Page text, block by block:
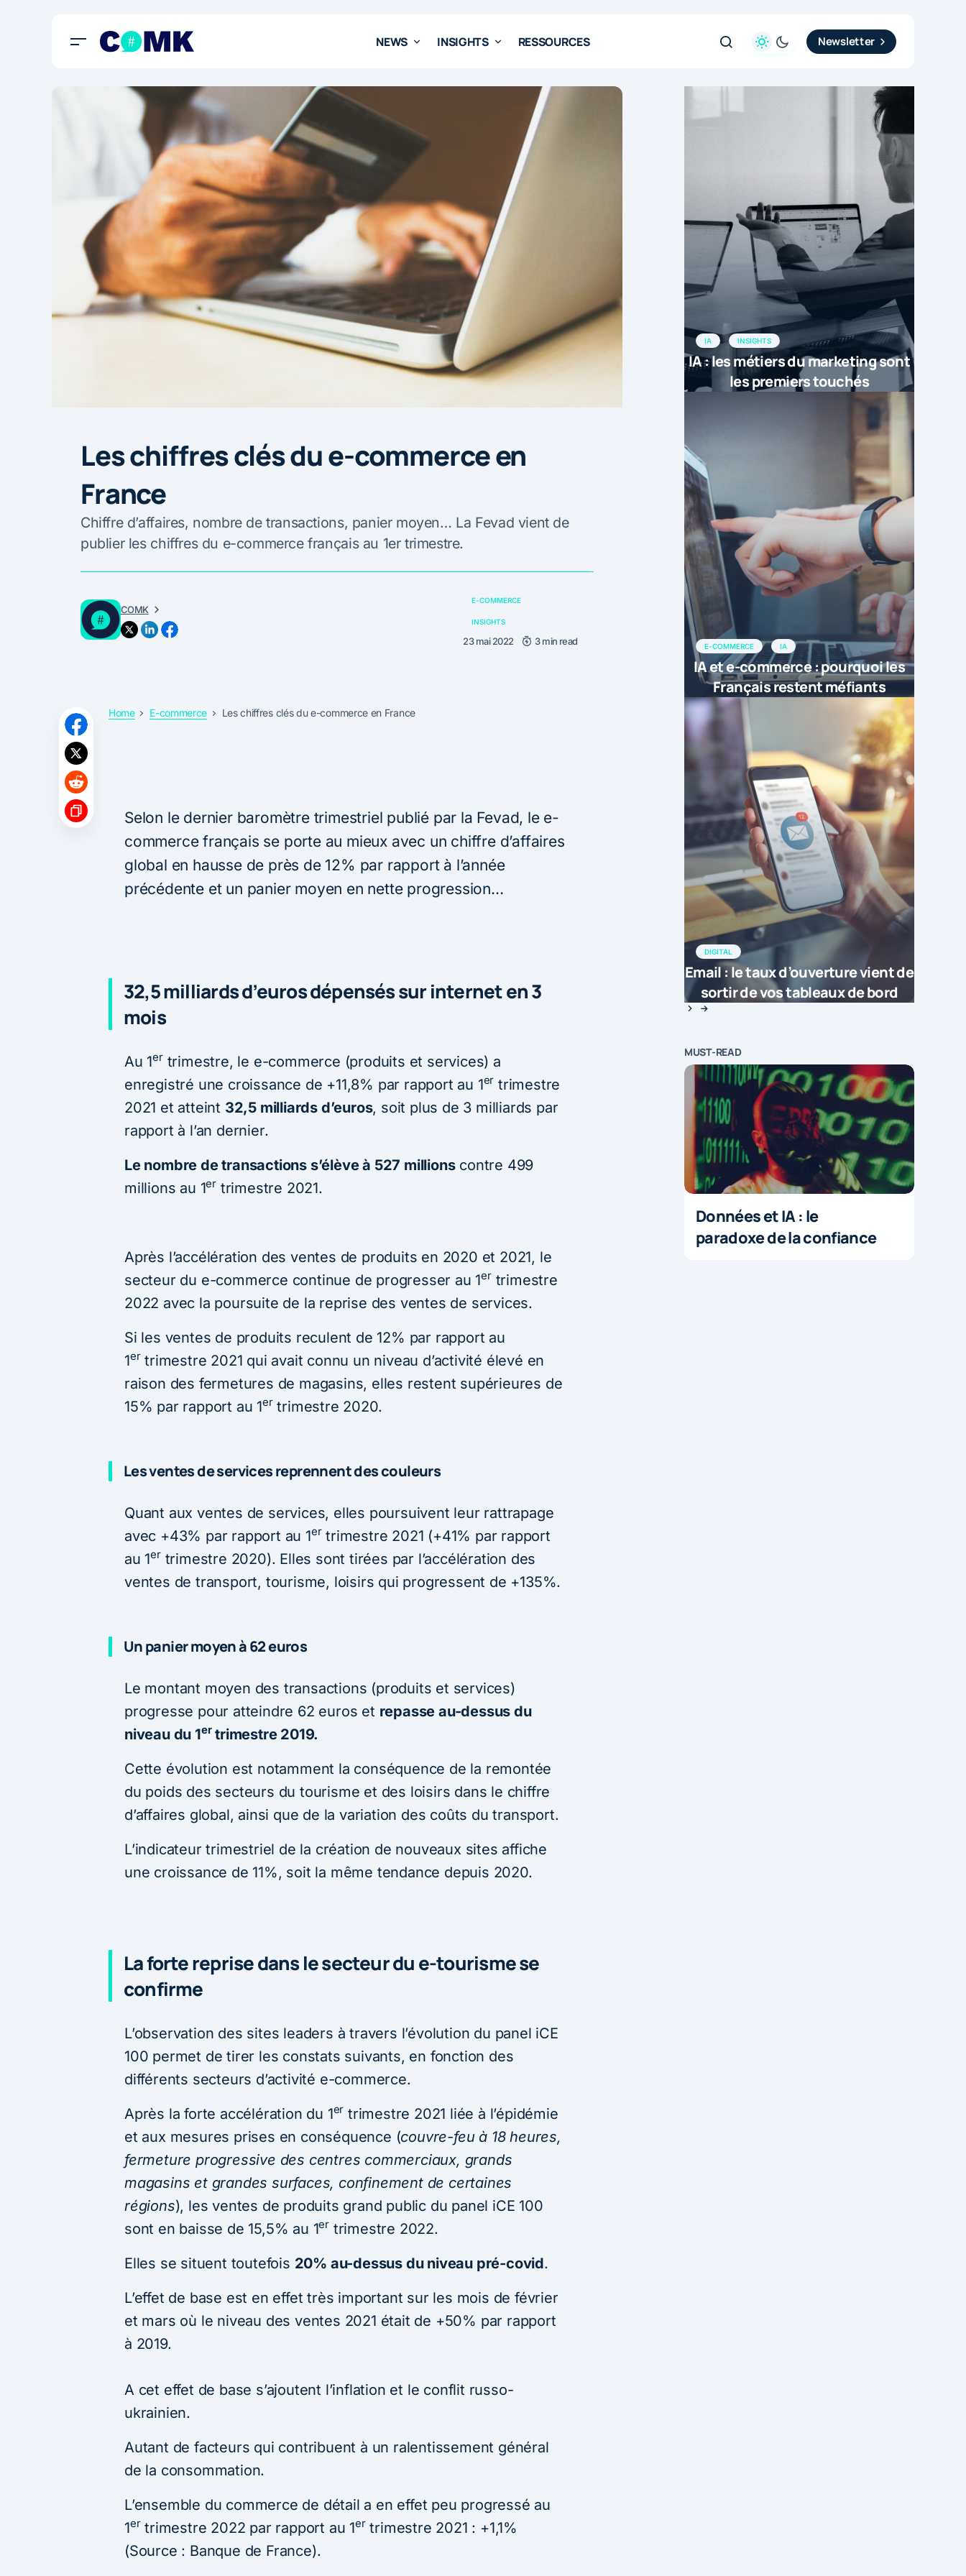
NEWS INSIGHTS RESSOURCES Newsletter
Les chiffres clés du e-commerce en
France
Chiffre d’affaires, nombre de transactions, panier moyen… La Fevad vient de
publier les chiffres du e-commerce français au 1er trimestre.
COMK
E-COMMERCE
INSIGHTS
23 mai 2022 3 min read
Home E-commerce Les chiffres clés du e-commerce en France
Selon le dernier baromètre trimestriel publié par la Fevad, le e-
commerce français se porte au mieux avec un chiffre d’affaires
global en hausse de près de 12% par rapport à l’année
précédente et un panier moyen en nette progression…
32,5 milliards d’euros dépensés sur internet en 3
mois
Au 1ertrimestre, le e-commerce (produits et services) a
enregistré une croissance de +11,8% par rapport au 1er trimestre
2021 et atteint 32,5 milliards d’euros, soit plus de 3 milliards par
rapport à l’an dernier.
Le nombre de transactions s’élève à 527 millionscontre 499
millions au 1er trimestre 2021.
Après l’accélération des ventes de produits en 2020 et 2021, le
secteur du e-commerce continue de progresser au 1ertrimestre
2022 avec la poursuite de la reprise des ventes de services.
Si les ventes de produits reculent de 12% par rapport au
1ertrimestre 2021 qui avait connu un niveau d’activité élevé en
raison des fermetures de magasins, elles restent supérieures de
15% par rapport au 1ertrimestre 2020.
Les ventes de services reprennent des couleurs
Quant aux ventes de services, elles poursuivent leur rattrapage
avec +43% par rapport au 1ertrimestre 2021 (+41% par rapport
au 1ertrimestre 2020). Elles sont tirées par l’accélération des
ventes de transport, tourisme, loisirs qui progressent de +135%.
Un panier moyen à 62 euros
Le montant moyen des transactions (produits et services)
progresse pour atteindre 62 euros et repasse au-dessus du
niveau du 1ertrimestre 2019.
Cette évolution est notamment la conséquence de la remontée
du poids des secteurs du tourisme et des loisirs dans le chiffre
d’affaires global, ainsi que de la variation des coûts du transport.
L’indicateur trimestriel de la création de nouveaux sites affiche
une croissance de 11%, soit la même tendance depuis 2020.
La forte reprise dans le secteur du e-tourisme se
confirme
L’observation des sites leaders à travers l’évolution du panel iCE
100 permet de tirer les constats suivants, en fonction des
différents secteurs d’activité e-commerce.
Après la forte accélération du 1er trimestre 2021 liée à l’épidémie
et aux mesures prises en conséquence (couvre-feu à 18 heures,
fermeture progressive des centres commerciaux, grands
magasins et grandes surfaces, confinement de certaines
régions), les ventes de produits grand public du panel iCE 100
sont en baisse de 15,5% au 1er trimestre 2022.
Elles se situent toutefois 20% au-dessus du niveau pré-covid.
L’effet de base est en effet très important sur les mois de février
et mars où le niveau des ventes 2021 était de +50% par rapport
à 2019.
A cet effet de base s’ajoutent l’inflation et le conflit russo-
ukrainien.
Autant de facteurs qui contribuent à un ralentissement général
de la consommation.
L’ensemble du commerce de détail a en effet peu progressé au
1ertrimestre 2022 par rapport au 1ertrimestre 2021 : +1,1%
(Source : Banque de France).
IA INSIGHTS
IA : les métiers du marketing sont
les premiers touchés
E-COMMERCE IA
IA et e-commerce : pourquoi les
Français restent méfiants
DIGITAL
Email : le taux d’ouverture vient de
sortir de vos tableaux de bord
MUST-READ
Données et IA : le
paradoxe de la confiance